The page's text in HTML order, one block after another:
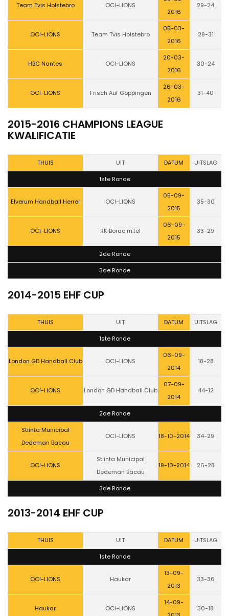
Team Tvis Holstebro OCI-LIONS
2016
29-24
OCI-LIONS Team Tvis Holstebro
05-03-
2016
29-31
HBC Nantes OCI-LIONS
20-03-
2016
30-24
OCI-LIONS Frisch Auf Göppingen
26-03-
2016
31-40
2015-2016 CHAMPIONS LEAGUE
KWALIFICATIE
THUIS UIT DATUM
UITSLAG
1ste Ronde
Elverum Handball Herrer OCI-LIONS
05-09-
2015
35-30
OCI-LIONS RK Borac m:tel
06-09-
2015
33-29
2de Ronde
3de Ronde
2014-2015 EHF CUP
THUIS UIT DATUM
UITSLAG
1ste Ronde
London GD Handball Club OCI-LIONS
06-09-
2014
18-28
OCI-LIONS London GD Handball Club
07-09-
2014
44-12
2de Ronde
Stiinta Municipal
Dedeman Bacau
OCI-LIONS 18-10-2014 34-29
OCI-LIONS
Stiinta Municipal
Dedeman Bacau
19-10-2014 26-28
3de Ronde
2013-2014 EHF CUP
THUIS UIT DATUM
UITSLAG
1ste Ronde
OCI-LIONS Haukar
13-09-
2013
33-36
Haukar OCI-LIONS
14-09-
30-18